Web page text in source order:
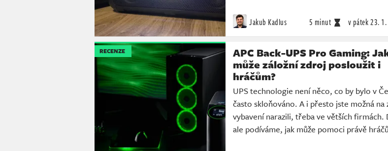
Jakub Kadlus 5 minut v pátek23.
RECENZE
APC Back-UPS Pro Gaming:
může záložní zdroj posloužit i
hráčům?
UPS technologie není něco, co by bylo v
často skloňováno. A i přesto jste možná na
vybavení narazili, třeba ve větších firmách.
ale podíváme, jak může pomoci právě